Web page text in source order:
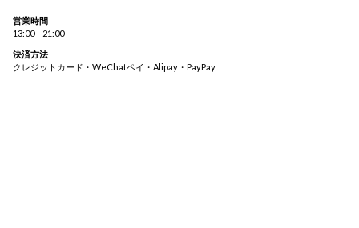
営業時間
13:00 – 21:00
決済方法
クレジットカード・WeChatペイ・Alipay・PayPay